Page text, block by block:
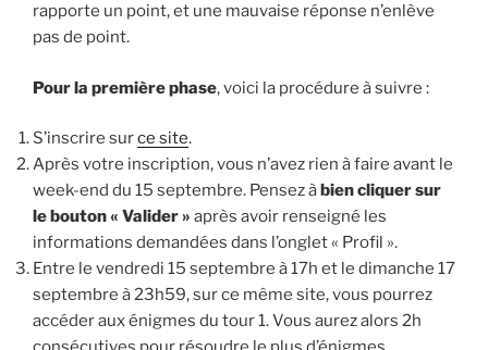
rapporte un point, et une mauvaise réponse n’enlève
pas de point.
Pour la première phase, voici la procédure à suivre :
S’inscrire surce site.
Après votre inscription, vous n’avez rien à faire avant le
week-end du 15 septembre. Pensez àbien cliquer sur
le bouton « Valider » après avoir renseigné les
informations demandées dans l’onglet « Profil ».
Entre le vendredi 15 septembre à 17h et le dimanche 17
septembre à 23h59, sur ce même site, vous pourrez
accéder aux énigmes du tour 1. Vous aurez alors 2h